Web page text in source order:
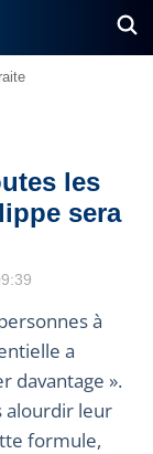
les
sera
à
a
davantage ».
alourdir leur
formule,